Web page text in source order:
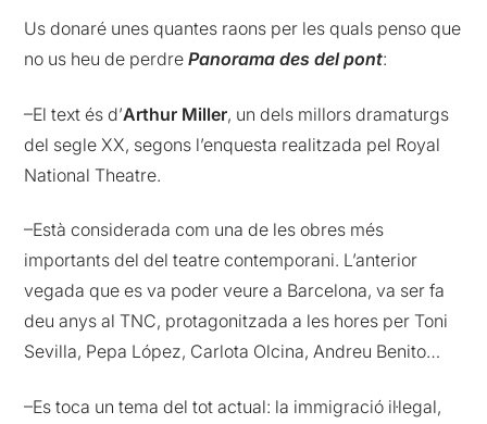
Us donaré unes quantes raons per les quals penso que
no us heu de perdre Panorama des del pont:
–El text és d’Arthur Miller, un dels millors dramaturgs
del segle XX, segons l’enquesta realitzada pel Royal
National Theatre.
–Està considerada com una de les obres més
importants del del teatre contemporani. L’anterior
vegada que es va poder veure a Barcelona, va ser fa
deu anys al TNC, protagonitzada a les hores per Toni
Sevilla, Pepa López, Carlota Olcina, Andreu Benito…
–Es toca un tema del tot actual: la immigració il·legal,